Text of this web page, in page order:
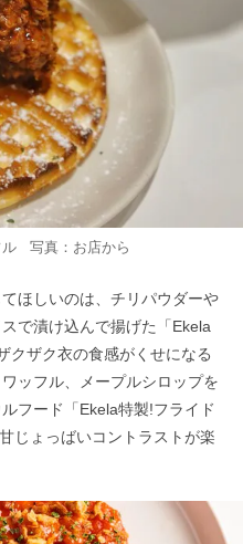
ル 写真：お店から
ほしいのは、チリパウダーや
で漬け込んで揚げた「Ekela
クザク衣の食感がくせになる
ッフル、メープルシロップを
フード「Ekela特製!フライド
じょっばいコントラストが楽